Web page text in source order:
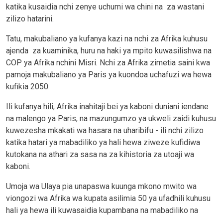
katika kusaidia nchi zenye uchumi wa chini na za wastani
zilizo hatarini.
Tatu, makubaliano ya kufanya kazi na nchi za Afrika kuhusu
ajenda za kuaminika, huru na haki ya mpito kuwasilishwa na
COP ya Afrika nchini Misri. Nchi za Afrika zimetia saini kwa
pamoja makubaliano ya Paris ya kuondoa uchafuzi wa hewa
kufikia 2050.
Ili kufanya hili, Afrika inahitaji bei ya kaboni duniani iendane
na malengo ya Paris, na mazungumzo ya ukweli zaidi kuhusu
kuwezesha mkakati wa hasara na uharibifu - ili nchi zilizo
katika hatari ya mabadiliko ya hali hewa ziweze kufidiwa
kutokana na athari za sasa na za kihistoria za utoaji wa
kaboni.
Umoja wa Ulaya pia unapaswa kuunga mkono mwito wa
viongozi wa Afrika wa kupata asilimia 50 ya ufadhili kuhusu
hali ya hewa ili kuwasaidia kupambana na mabadiliko na